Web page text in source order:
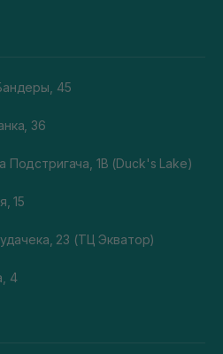
45
36
Подстригача, 1В (Duck's Lake)
15
23 (ТЦ Экватор)
4